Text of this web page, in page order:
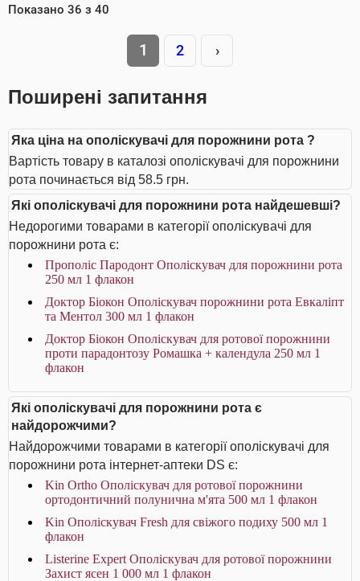
Показано 36 з 40
1 2 ›
Поширені запитання
Яка ціна на ополіскувачі для порожнини рота ?
Вартість товару в каталозі ополіскувачі для порожнини
рота починається від 58.5 грн.
Які ополіскувачі для порожнини рота найдешевші?
Недорогими товарами в категорії ополіскувачі для
порожнини рота є:
Прополіс Пародонт Ополіскувач для порожнини рота
250 мл 1 флакон
Доктор Біокон Ополіскувач порожнини рота Евкаліпт
та Ментол 300 мл 1 флакон
Доктор Біокон Ополіскувач для ротової порожнини
проти парадонтозу Ромашка + календула 250 мл 1
флакон
Які ополіскувачі для порожнини рота є
найдорожчими?
Найдорожчими товарами в категорії ополіскувачі для
порожнини рота інтернет-аптеки DS є:
Kin Ortho Ополіскувач для ротової порожнини
ортодонтичний полунична м'ята 500 мл 1 флакон
Kin Ополіскувач Fresh для свіжого подиху 500 мл 1
флакон
Listerine Expert Ополіскувач для ротової порожнини
Захист ясен 1 000 мл 1 флакон